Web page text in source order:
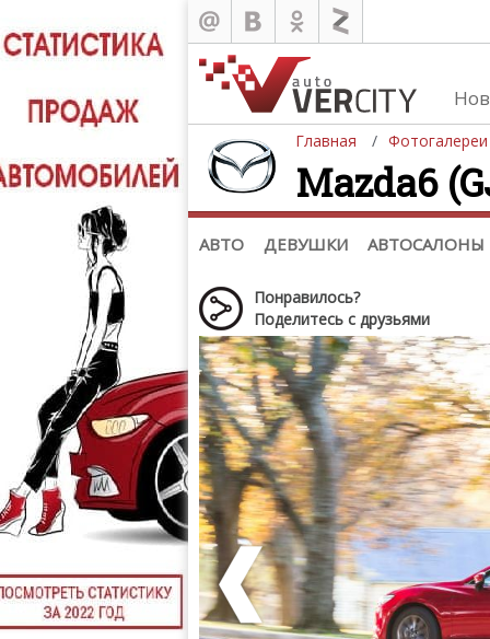
Главная Фотогалереи
Mazda6
АВТО ДЕВУШКИ АВТОСАЛОНЫ
Автомобили
Последние добавления
Список марок
(+1102)
Понравилось?
Поделитесь с друзьями